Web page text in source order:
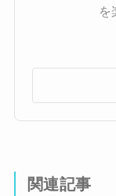
を
関連記事